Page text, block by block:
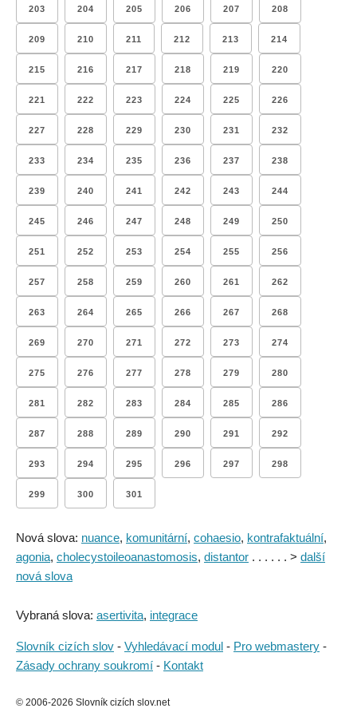
203 204 205 206 207 208
209 210 211 212 213 214
215 216 217 218 219 220
221 222 223 224 225 226
227 228 229 230 231 232
233 234 235 236 237 238
239 240 241 242 243 244
245 246 247 248 249 250
251 252 253 254 255 256
257 258 259 260 261 262
263 264 265 266 267 268
269 270 271 272 273 274
275 276 277 278 279 280
281 282 283 284 285 286
287 288 289 290 291 292
293 294 295 296 297 298
299 300 301
Nová slova: nuance, komunitární, cohaesio, kontrafaktuální,
agonia, cholecystoileoanastomosis, distantor . . . . . . > další
nová slova
Vybraná slova: asertivita, integrace
Slovník cizích slov - Vyhledávací modul - Pro webmastery -
Zásady ochrany soukromí - Kontakt
© 2006-2026 Slovník cizích slov.net